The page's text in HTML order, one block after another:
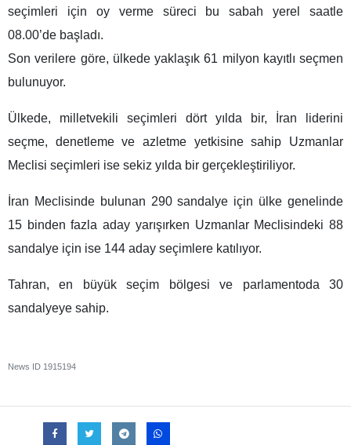
seçimleri için oy verme süreci bu sabah yerel saatle
08.00’de başladı.
Son verilere göre, ülkede yaklaşık 61 milyon kayıtlı seçmen
bulunuyor.
Ülkede, milletvekili seçimleri dört yılda bir, İran liderini
seçme, denetleme ve azletme yetkisine sahip Uzmanlar
Meclisi seçimleri ise sekiz yılda bir gerçekleştiriliyor.
İran Meclisinde bulunan 290 sandalye için ülke genelinde
15 binden fazla aday yarışırken Uzmanlar Meclisindeki 88
sandalye için ise 144 aday seçimlere katılıyor.
Tahran, en büyük seçim bölgesi ve parlamentoda 30
sandalyeye sahip.
News ID 1915194